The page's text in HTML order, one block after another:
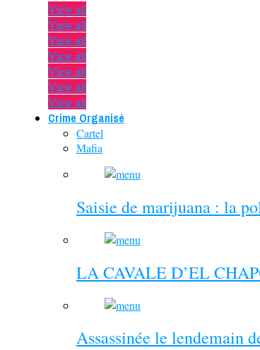
View all
View all
View all
View all
View all
View all
View all
Crime Organisé
Cartel
Mafia
Saisie de marijuana : la
LA CAVALE D’EL
Assassinée le lendemain